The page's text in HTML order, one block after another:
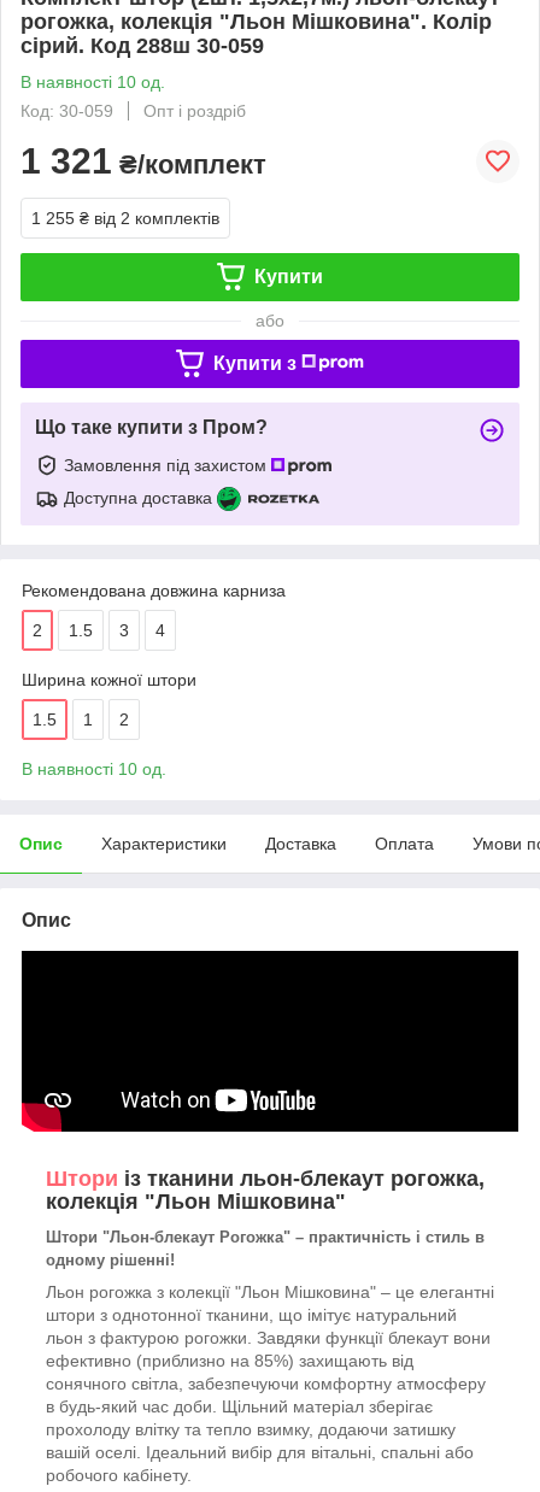
рогожка, колекція "Льон Мішковина". Колір
сірий. Код 288ш 30-059
В наявності 10 од.
Код: 30-059
Опт і роздріб
1 321 ₴/комплект
1 255 ₴ від 2 комплектів
Купити
або
Купити з
Що таке купити з Пром?
Замовлення під захистом
Доступна доставка
Рекомендована довжина карниза
2 1.5 3 4
Ширина кожної штори
1.5 1 2
В наявності 10 од.
Опис Характеристики Доставка Оплата Умови
Опис
Штори із тканини льон-блекаут рогожка,
колекція "Льон Мішковина"
Штори "Льон-блекаут Рогожка" – практичність і стиль в
одному рішенні!
Льон рогожка з колекції "Льон Мішковина" – це елегантні
штори з однотонної тканини, що імітує натуральний
льон з фактурою рогожки. Завдяки функції блекаут вони
ефективно (приблизно на 85%) захищають від
сонячного світла, забезпечуючи комфортну атмосферу
в будь-який час доби. Щільний матеріал зберігає
прохолоду влітку та тепло взимку, додаючи затишку
вашій оселі. Ідеальний вибір для вітальні, спальні або
робочого кабінету.